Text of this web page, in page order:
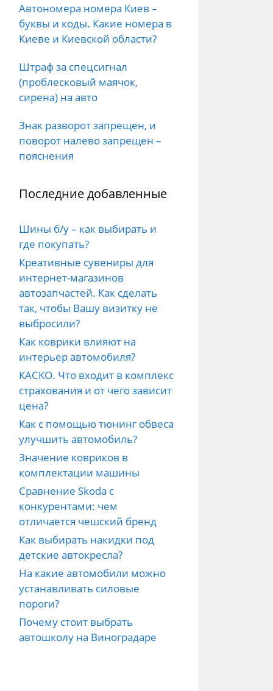
Автономера номера Киев –
буквы и коды. Какие номера в
Киеве и Киевской области?
Штраф за спецсигнал
(проблесковый маячок,
сирена) на авто
Знак разворот запрещен, и
поворот налево запрещен –
пояснения
Последние добавленные
Шины б/у – как выбирать и
где покупать?
Креативные сувениры для
интернет-магазинов
автозапчастей. Как сделать
так, чтобы Вашу визитку не
выбросили?
Как коврики влияют на
интерьер автомобиля?
КАСКО. Что входит в комплекс
страхования и от чего зависит
цена?
Как с помощью тюнинг обвеса
улучшить автомобиль?
Значение ковриков в
комплектации машины
Сравнение Skoda с
конкурентами: чем
отличается чешский бренд
Как выбирать накидки под
детские автокресла?
На какие автомобили можно
устанавливать силовые
пороги?
Почему стоит выбрать
автошколу на Виноградаре